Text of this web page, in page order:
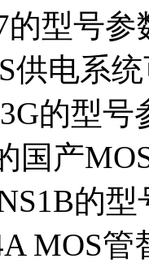
的型号参
供电系
的型号
国产
的
MOS